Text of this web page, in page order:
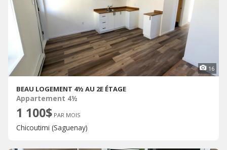
16
BEAU LOGEMENT 4½ AU 2E ÉTAGE
Appartement 4½
1 100$ PAR MOIS
Chicoutimi (Saguenay)